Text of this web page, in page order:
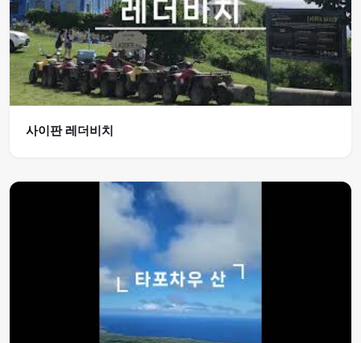
사이판 레더비치